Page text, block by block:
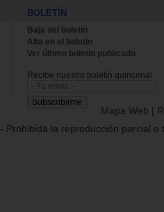
BOLETÍN
Baja del boletin
Alta en el boletin
Ver último boletin publicado
Recibe nuestro boletín quincenal.
Mapa Web |
- Prohibida la reproducción parcial o